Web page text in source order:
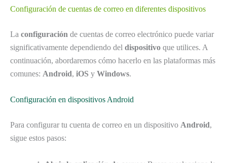
Configuración de cuentas de correo en diferentes dispositivos
La configuración de cuentas de correo electrónico puede variar
significativamente dependiendo del dispositivo que utilices. A
continuación, abordaremos cómo hacerlo en las plataformas más
comunes: Android, iOS y Windows.
Configuración en dispositivos Android
Para configurar tu cuenta de correo en un dispositivo Android,
sigue estos pasos: